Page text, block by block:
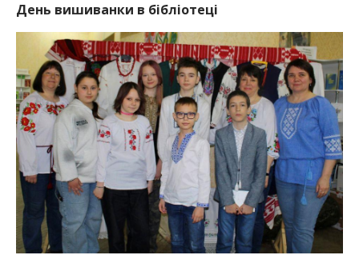
День вишиванки в бібліотеці